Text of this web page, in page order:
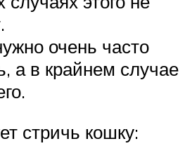
очень часто
а в крайнем случае
стричь кошку: